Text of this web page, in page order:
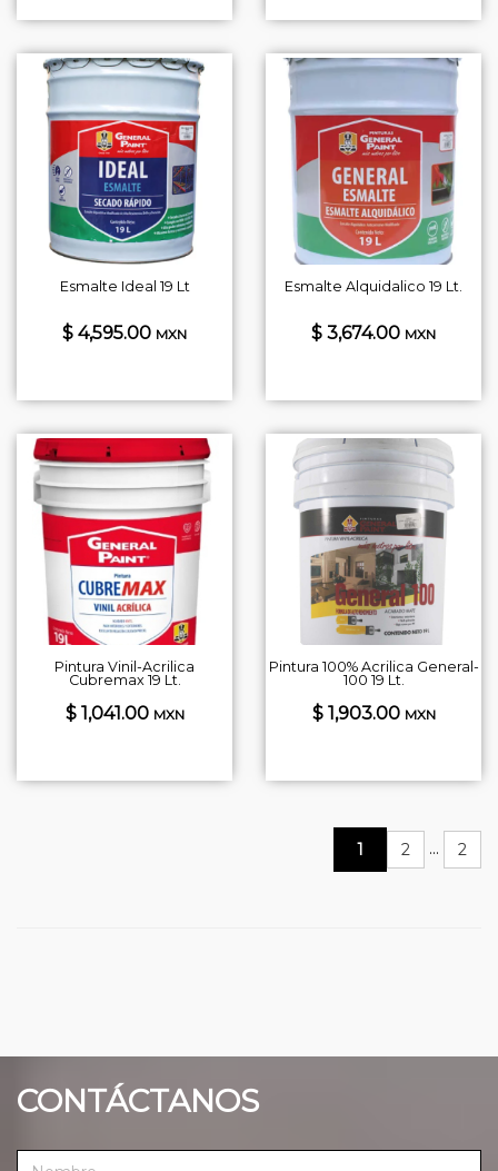
Esmalte Ideal 19 Lt
$ 4,595.00 MXN
Esmalte Alquidalico 19 Lt.
$ 3,674.00 MXN
Pintura Vinil-Acrilica
Cubremax 19 Lt.
$ 1,041.00 MXN
Pintura 100% Acrilica General-
100 19 Lt.
$ 1,903.00 MXN
1 2 ... 2
CONTÁCTANOS